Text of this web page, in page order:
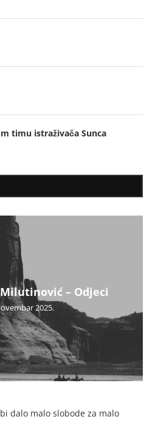
timu istraživača Sunca
Milutinović – Odjeci
2025.
dalo malo slobode za malo